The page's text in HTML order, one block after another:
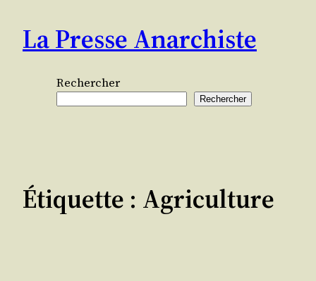
contenu
La Presse Anarchiste
Rechercher
Rechercher
Étiquette : Agriculture